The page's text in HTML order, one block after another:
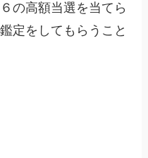
の高額当選を当てら
定をしてもらうこと